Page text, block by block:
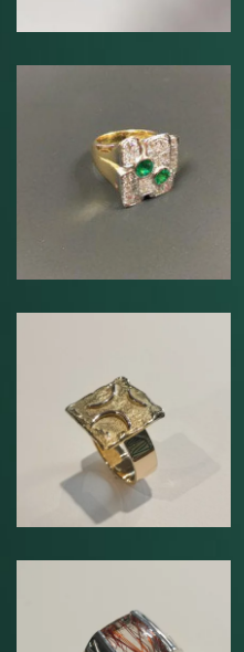
Bague or jaune
750°°°
Bague en argent